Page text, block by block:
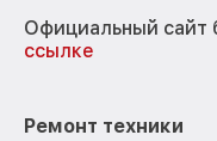
Официальный сайт
ссылке
Ремонт техники